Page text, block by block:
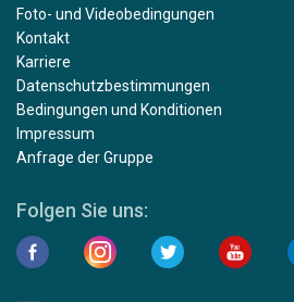
Foto- und Videobedingungen
Kontakt
Karriere
Datenschutzbestimmungen
Bedingungen und Konditionen
Impressum
Anfrage der Gruppe
Folgen Sie uns: